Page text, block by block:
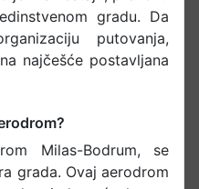
gradu. Da
putovanja,
najčešće postavljana
Milas-Bodrum, se
grada. Ovaj aerodrom